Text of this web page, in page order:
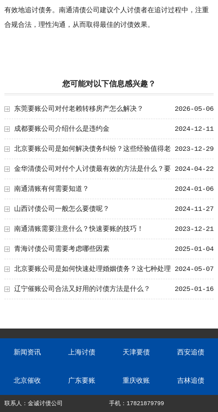
有效地追讨债务。南通清债公司建议个人讨债者在追讨过程中，注重
合规合法，理性沟通，从而取得最佳的讨债效果。
您可能对以下信息感兴趣？
2026-05-06
东莞要账公司对付老赖转移房产怎么解决？
2024-12-11
成都要账公司介绍什么是违约金
2023-12-29
北京要账公司是如何解决债务纠纷？这些经验值得老
板学习！ 2024-04-22
金华清债公司对付个人讨债最有效的方法是什么？要
债清债技术总结！ 2024-01-06
南通清账有何需要知道？
2024-11-27
山西讨债公司一般怎么要债呢？
2023-12-21
南通清账需要注意什么？快速要账的技巧！
2025-01-04
青海讨债公司需要考虑哪些因素
2024-05-07
北京要账公司是如何快速处理婚姻债务？这七种处理
思路要明白！ 2025-01-16
辽宁催账公司合法又好用的讨债方法是什么？
新闻资讯 上海讨债 天津要债 西安追债
北京催收 广东要账 重庆收账 吉林追债
联系人：金诚讨债公司 手机：17821879799